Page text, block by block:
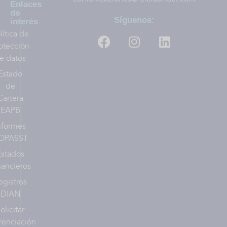
Enlaces
de
interés
de
datos
de
EAPB
DIAN
Síguenos: